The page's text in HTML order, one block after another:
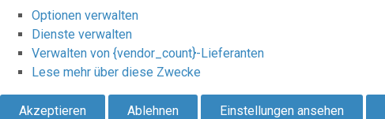
Optionen verwalten
Dienste verwalten
Verwalten von {vendor_count}-Lieferanten
Lese mehr über diese Zwecke
Akzeptieren Ablehnen Einstellungen ansehen